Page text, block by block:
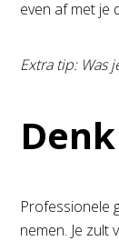
even af met je
Extra tip: Was
Professionele
nemen. Je zult